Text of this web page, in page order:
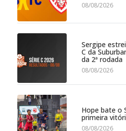
08/08/2026
Sergipe
C da
da 2ª rodada
08/08/2026
Hope bate o
primeira
08/08/2026